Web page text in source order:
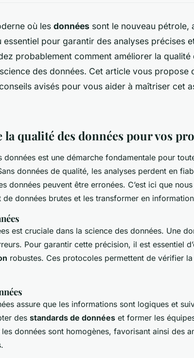
où les données sont le nouveau pétrole,
essentiel pour garantir des analyses précises
probablement comment améliorer la qualité
des données. Cet article vous propose
avisés pour vous aider à maîtriser cet
la qualité des données pour vos
données est une démarche fondamentale pour
données de qualité, les analyses perdent en
données peuvent être erronées. C’est ici que
données brutes et les transformer en
est cruciale dans la science des données. Une
Pour garantir cette précision, il est essentiel
robustes. Ces protocoles permettent de vérifier
assure que les informations sont logiques et
des standards de données et former les
données sont homogènes, favorisant ainsi des